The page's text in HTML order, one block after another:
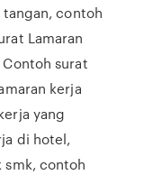
contoh
Lamaran
surat
kerja
yang
di hotel,
smk, contoh